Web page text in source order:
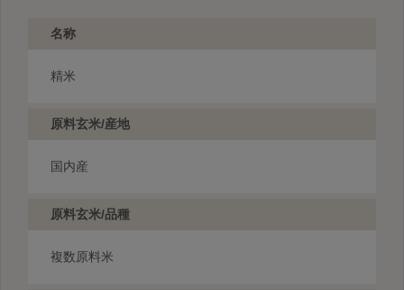
名称
精米
原料玄米/産地
国内産
原料玄米/品種
複数原料米